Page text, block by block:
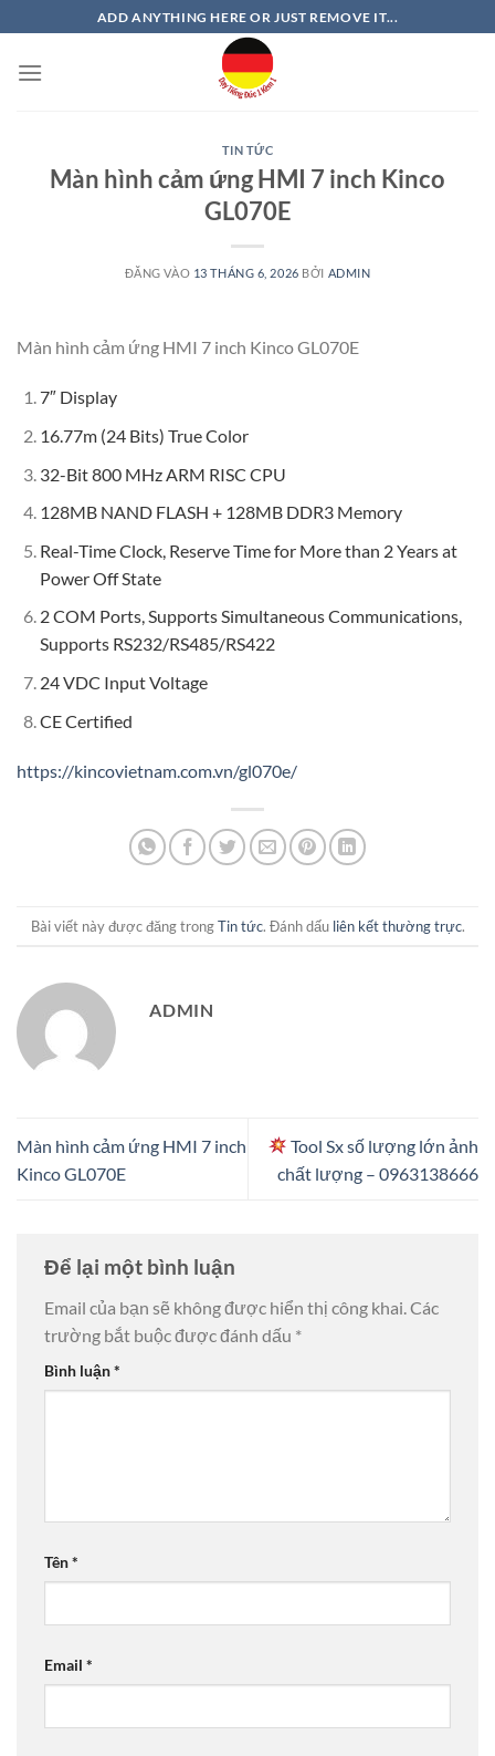
qua
nội
ADD ANYTHING HERE OR JUST REMOVE IT...
TIN TỨC
Màn hình cảm ứng HMI 7 inch Kinco
GL070E
ĐĂNG VÀO 13 THÁNG 6, 2026 BỞI ADMIN
Màn hình cảm ứng HMI 7 inch Kinco GL070E
7″ Display
16.77m (24 Bits) True Color
32-Bit 800 MHz ARM RISC CPU
128MB NAND FLASH + 128MB DDR3 Memory
Real-Time Clock, Reserve Time for More than 2 Years at
Power Off State
2 COM Ports, Supports Simultaneous Communications,
Supports RS232/RS485/RS422
24 VDC Input Voltage
CE Certified
https://kincovietnam.com.vn/gl070e/
Bài viết này được đăng trongTin tức. Đánh dấu liên kết thường trực.
ADMIN
Màn hình cảm ứng HMI 7 inch
Kinco GL070E
Tool Sx số lượng lớn ảnh
chất lượng – 0963138666
Để lại một bình luận
Email của bạn sẽ không được hiển thị công khai.Các
trường bắt buộc được đánh dấu *
Bình luận*
Tên*
Email *